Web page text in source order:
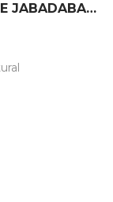
PUESTO VENTA MERCADO GRANDE JABADABADO